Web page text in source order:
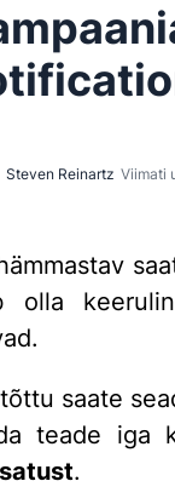
Steven Reinartz Viimati
olla
saate
teade iga
.